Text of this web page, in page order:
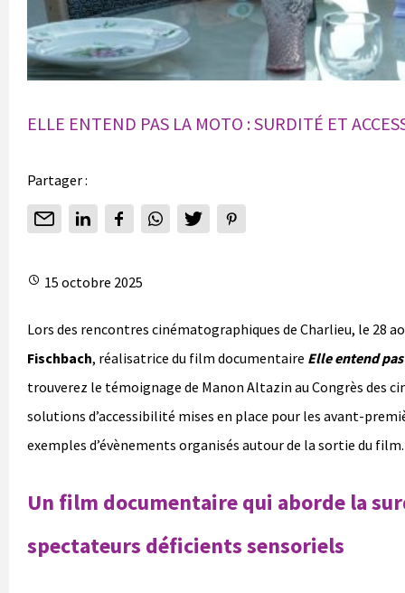
ELLE ENTEND PAS LA MOTO : SURDITÉ ET
Partager :
15 octobre 2025
Lors des rencontres cinématographiques de Charlieu, le 28
Fischbach, réalisatrice du film documentaire Elle entend
trouverez le témoignage de Manon Altazin au Congrès des
solutions d’accessibilité mises en place pour les avant-
exemples d’évènements organisés autour de la sortie du film.
Un film documentaire qui aborde la
spectateurs déficients sensoriels